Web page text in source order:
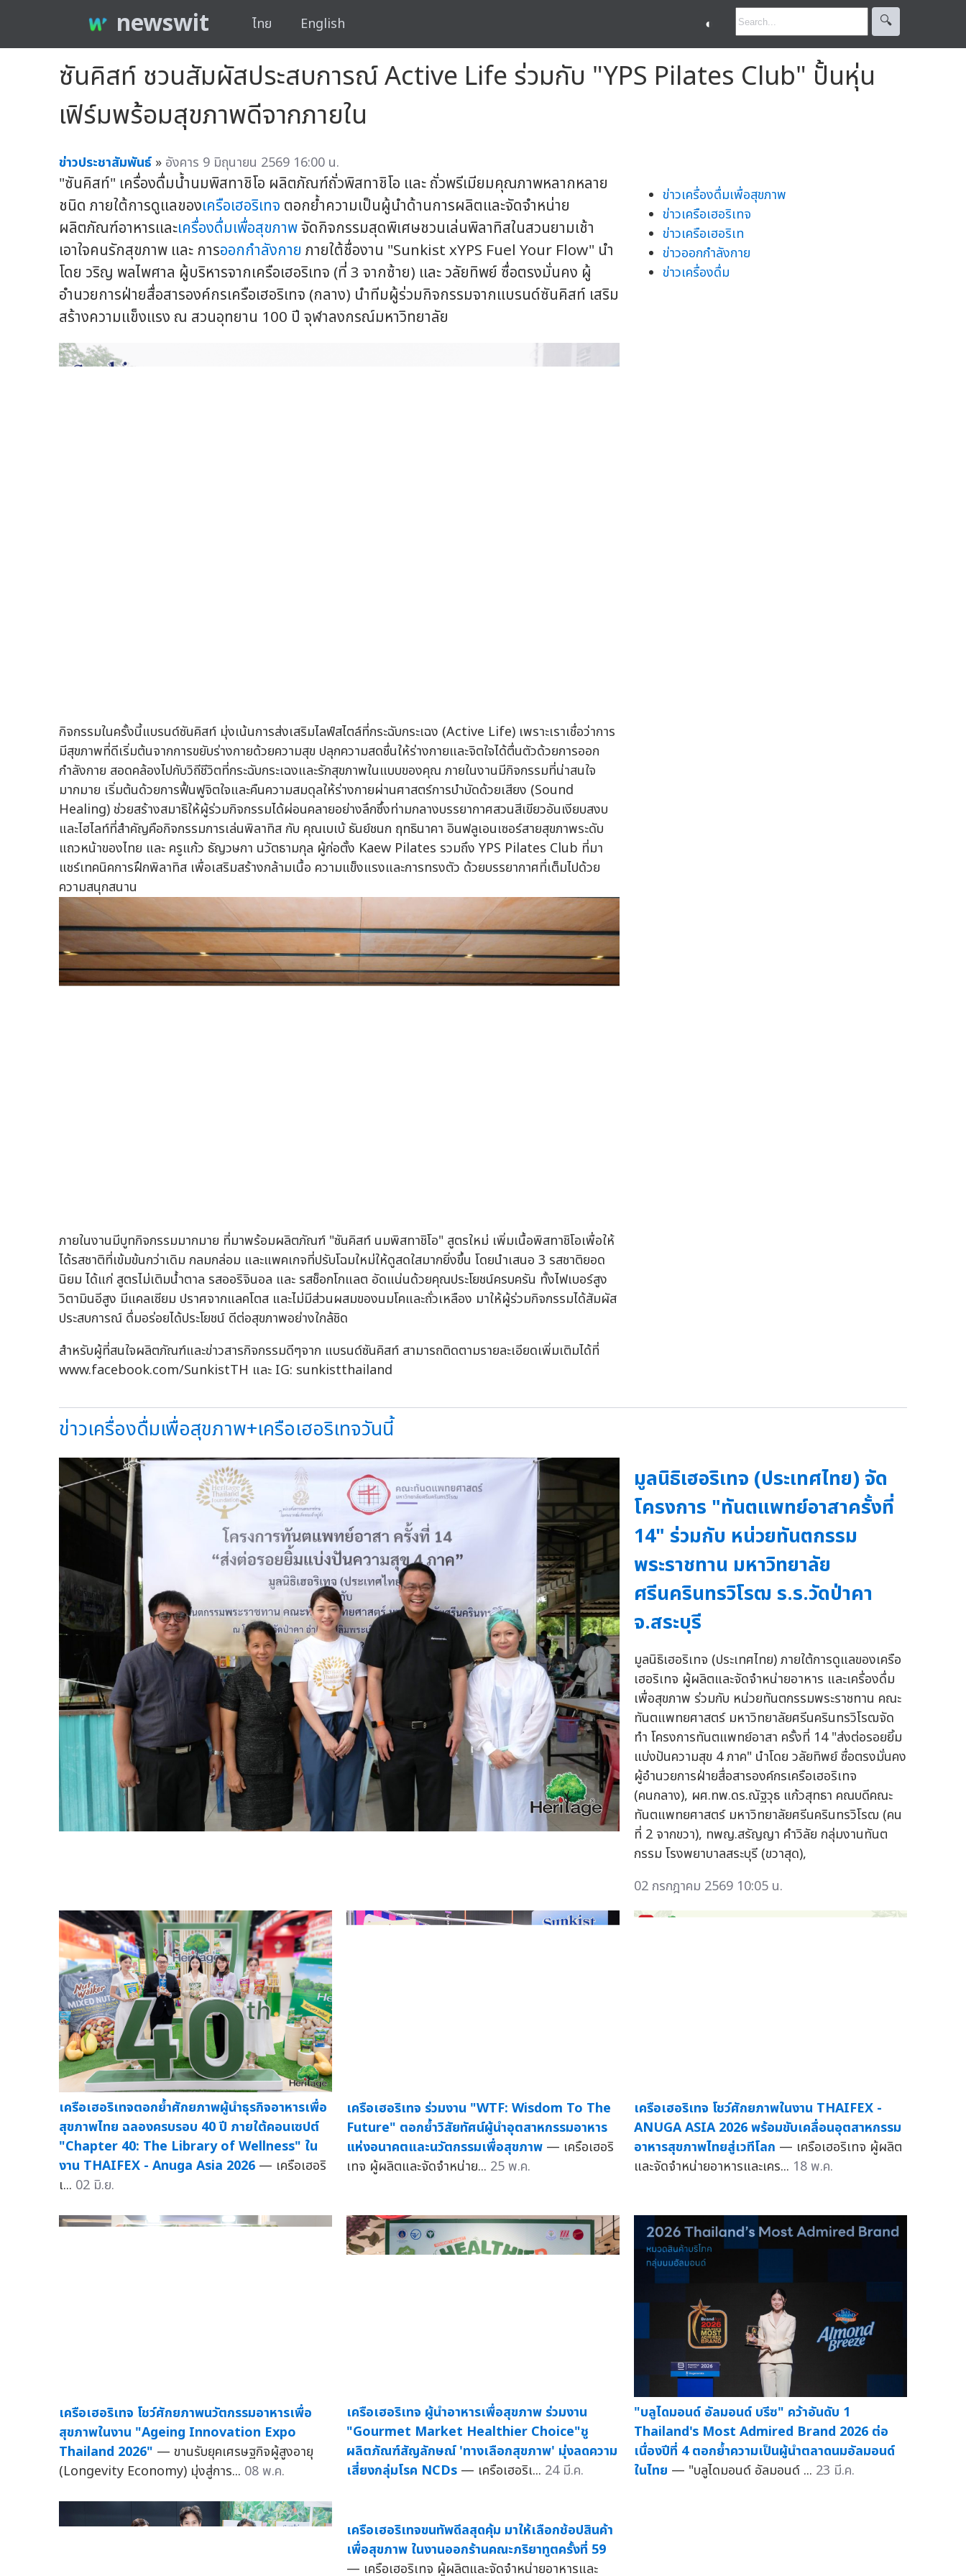
newswit ไทย English ◐ 🔍︎
ซันคิสท์ ชวนสัมผัสประสบการณ์ Active Life ร่วมกับ "YPS Pilates Club" ปั้นหุ่น
เฟิร์มพร้อมสุขภาพดีจากภายใน
ข่าวประชาสัมพันธ์ » อังคาร 9 มิถุนายน 2569 16:00 น.
"ซันคิสท์" เครื่องดื่มน้ำนมพิสทาชิโอ ผลิตภัณฑ์ถั่วพิสทาชิโอ และ ถั่วพรีเมียมคุณภาพหลากหลาย
ชนิด ภายใต้การดูแลของเครือเฮอริเทจ ตอกย้ำความเป็นผู้นำด้านการผลิตและจัดจำหน่าย
ผลิตภัณฑ์อาหารและเครื่องดื่มเพื่อสุขภาพจัดกิจกรรมสุดพิเศษชวนเล่นพิลาทิสในสวนยามเช้า
เอาใจคนรักสุขภาพ และ การออกกำลังกาย ภายใต้ชื่องาน "Sunkist xYPS Fuel Your Flow" นำ
โดย วริญ พลไพศาล ผู้บริหารจากเครือเฮอริเทจ (ที่ 3 จากซ้าย) และ วลัยทิพย์ ซื่อตรงมั่นคง ผู้
อำนวยการฝ่ายสื่อสารองค์กรเครือเฮอริเทจ (กลาง) นำทีมผู้ร่วมกิจกรรมจากแบรนด์ซันคิสท์ เสริม
สร้างความแข็งแรง ณ สวนอุทยาน 100 ปี จุฬาลงกรณ์มหาวิทยาลัย
กิจกรรมในครั้งนี้แบรนด์ซันคิสท์ มุ่งเน้นการส่งเสริมไลฟ์สไตล์ที่กระฉับกระเฉง (Active Life) เพราะเราเชื่อว่าการ
มีสุขภาพที่ดีเริ่มต้นจากการขยับร่างกายด้วยความสุข ปลุกความสดชื่นให้ร่างกายและจิตใจได้ตื่นตัวด้วยการออก
กำลังกาย สอดคล้องไปกับวิถีชีวิตที่กระฉับกระเฉงและรักสุขภาพในแบบของคุณ ภายในงานมีกิจกรรมที่น่าสนใจ
มากมาย เริ่มต้นด้วยการฟื้นฟูจิตใจและคืนความสมดุลให้ร่างกายผ่านศาสตร์การบำบัดด้วยเสียง (Sound
Healing) ช่วยสร้างสมาธิให้ผู้ร่วมกิจกรรมได้ผ่อนคลายอย่างลึกซึ้งท่ามกลางบรรยากาศสวนสีเขียวอันเงียบสงบ
และไฮไลท์ที่สำคัญคือกิจกรรมการเล่นพิลาทิส กับ คุณเบเบ้ ธันย์ชนก ฤทธินาคา อินฟลูเอนเซอร์สายสุขภาพระดับ
แถวหน้าของไทย และ ครูแก้ว ธัญวษกา นวัตธามกุล ผู้ก่อตั้ง Kaew Pilates รวมถึง YPS Pilates Club ที่มา
แชร์เทคนิคการฝึกพิลาทิส เพื่อเสริมสร้างกล้ามเนื้อ ความแข็งแรงและการทรงตัว ด้วยบรรยากาศที่เต็มไปด้วย
ความสนุกสนาน
ภายในงานมีบูทกิจกรรมมากมาย ที่มาพร้อมผลิตภัณฑ์ "ซันคิสท์ นมพิสทาชิโอ" สูตรใหม่ เพิ่มเนื้อพิสทาชิโอเพื่อให้
ได้รสชาติที่เข้มข้นกว่าเดิม กลมกล่อม และแพคเกจที่ปรับโฉมใหม่ให้ดูสดใสมากยิ่งขึ้น โดยนำเสนอ 3 รสชาติยอด
นิยม ได้แก่ สูตรไม่เติมน้ำตาล รสออริจินอล และ รสช็อกโกแลต อัดแน่นด้วยคุณประโยชน์ครบครัน ทั้งไฟเบอร์สูง
วิตามินอีสูง มีแคลเซียม ปราศจากแลคโตส และไม่มีส่วนผสมของนมโคและถั่วเหลือง มาให้ผู้ร่วมกิจกรรมได้สัมผัส
ประสบการณ์ ดื่มอร่อยได้ประโยชน์ ดีต่อสุขภาพอย่างใกล้ชิด
สำหรับผู้ที่สนใจผลิตภัณฑ์และข่าวสารกิจกรรมดีๆจาก แบรนด์ซันคิสท์ สามารถติดตามรายละเอียดเพิ่มเติมได้ที่
www.facebook.com/SunkistTH และ IG: sunkistthailand
ข่าวเครื่องดื่มเพื่อสุขภาพ
ข่าวเครือเฮอริเทจ
ข่าวเครือเฮอริเท
ข่าวออกกำลังกาย
ข่าวเครื่องดื่ม
ข่าวเครื่องดื่มเพื่อสุขภาพ+เครือเฮอริเทจวันนี้
มูลนิธิเฮอริเทจ (ประเทศไทย) จัด
โครงการ "ทันตแพทย์อาสาครั้งที่
14" ร่วมกับ หน่วยทันตกรรม
พระราชทาน มหาวิทยาลัย
ศรีนครินทรวิโรฒ ร.ร.วัดป่าคา
จ.สระบุรี
มูลนิธิเฮอริเทจ (ประเทศไทย) ภายใต้การดูแลของเครือ
เฮอริเทจ ผู้ผลิตและจัดจำหน่ายอาหาร และเครื่องดื่ม
เพื่อสุขภาพ ร่วมกับ หน่วยทันตกรรมพระราชทาน คณะ
ทันตแพทยศาสตร์ มหาวิทยาลัยศรีนครินทรวิโรฒจัด
ทำ โครงการทันตแพทย์อาสา ครั้งที่ 14 "ส่งต่อรอยยิ้ม
แบ่งปันความสุข 4 ภาค" นำโดย วลัยทิพย์ ซื่อตรงมั่นคง
ผู้อำนวยการฝ่ายสื่อสารองค์กรเครือเฮอริเทจ
(คนกลาง), ผศ.ทพ.ดร.ณัฐวุธ แก้วสุทธา คณบดีคณะ
ทันตแพทยศาสตร์ มหาวิทยาลัยศรีนครินทรวิโรฒ (คน
ที่ 2 จากขวา), ทพญ.สรัญญา คำวิลัย กลุ่มงานทันต
กรรม โรงพยาบาลสระบุรี (ขวาสุด),
02 กรกฎาคม 2569 10:05 น.
เครือเฮอริเทจตอกย้ำศักยภาพผู้นำธุรกิจอาหารเพื่อ
สุขภาพไทย ฉลองครบรอบ 40 ปี ภายใต้คอนเซปต์
"Chapter 40: The Library of Wellness" ใน
งาน THAIFEX - Anuga Asia 2026 — เครือเฮอริ
เ... 02 มิ.ย.
เครือเฮอริเทจ ร่วมงาน "WTF: Wisdom To The
Future" ตอกย้ำวิสัยทัศน์ผู้นำอุตสาหกรรมอาหาร
แห่งอนาคตและนวัตกรรมเพื่อสุขภาพ — เครือเฮอริ
เทจ ผู้ผลิตและจัดจำหน่าย... 25 พ.ค.
เครือเฮอริเทจ โชว์ศักยภาพในงาน THAIFEX -
ANUGA ASIA 2026 พร้อมขับเคลื่อนอุตสาหกรรม
อาหารสุขภาพไทยสู่เวทีโลก — เครือเฮอริเทจ ผู้ผลิต
และจัดจำหน่ายอาหารและเคร... 18 พ.ค.
เครือเฮอริเทจ โชว์ศักยภาพนวัตกรรมอาหารเพื่อ
สุขภาพในงาน "Ageing Innovation Expo
Thailand 2026" — ขานรับยุคเศรษฐกิจผู้สูงอายุ
(Longevity Economy) มุ่งสู่การ... 08 พ.ค.
เครือเฮอริเทจ ผู้นำอาหารเพื่อสุขภาพ ร่วมงาน
"Gourmet Market Healthier Choice"ชู
ผลิตภัณฑ์สัญลักษณ์ 'ทางเลือกสุขภาพ' มุ่งลดความ
เสี่ยงกลุ่มโรค NCDs — เครือเฮอริเ... 24 มี.ค.
"บลูไดมอนด์ อัลมอนด์ บรีซ" คว้าอันดับ 1
Thailand's Most Admired Brand 2026 ต่อ
เนื่องปีที่ 4 ตอกย้ำความเป็นผู้นำตลาดนมอัลมอนด์
ในไทย — "บลูไดมอนด์ อัลมอนด์ ... 23 มี.ค.
เครือเฮอริเทจขนทัพดีลสุดคุ้ม มาให้เลือกช้อปสินค้า
เพื่อสุขภาพ ในงานออกร้านคณะภริยาทูตครั้งที่ 59
— เครือเฮอริเทจ ผู้ผลิตและจัดจำหน่ายอาหารและ